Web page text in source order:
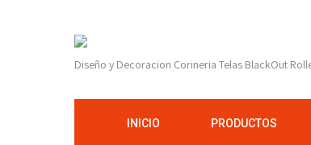
Diseño y Decoracion Corineria Telas BlackOut
INICIO PRODUCTOS